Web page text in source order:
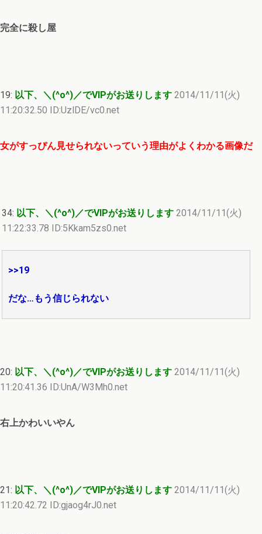
完全に殺し屋
19: 以下、＼(^o^)／でVIPがお送りします 2014/11/11(火)
11:20:32.50 ID:UzlDE/vc0.net
女がすっぴん見せられないっていう理由がよくわかる画像だ
34: 以下、＼(^o^)／でVIPがお送りします 2014/11/11(火)
11:22:33.78 ID:5Kkam5zs0.net
>>19
だな…もう信じられない
20: 以下、＼(^o^)／でVIPがお送りします 2014/11/11(火)
11:20:41.36 ID:UnA/W3Mh0.net
右上かわいいやん
21: 以下、＼(^o^)／でVIPがお送りします 2014/11/11(火)
11:20:42.72 ID:gjaog4rJ0.net